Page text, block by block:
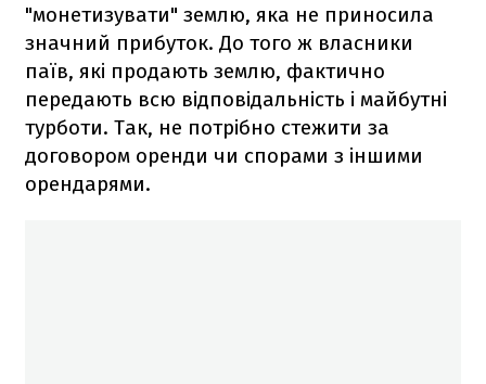
"монетизувати" землю, яка не приносила
значний прибуток. До того ж власники
паїв, які продають землю, фактично
передають всю відповідальність і майбутні
турботи. Так, не потрібно стежити за
договором оренди чи спорами з іншими
орендарями.